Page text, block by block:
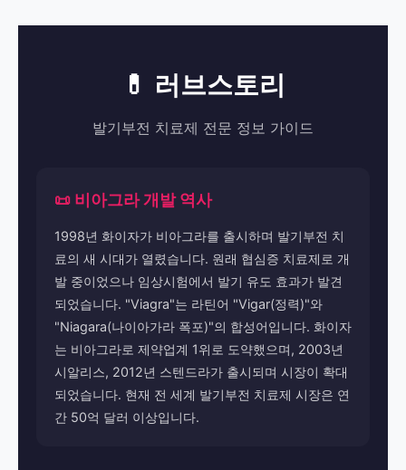
💊 러브스토리
발기부전 치료제 전문 정보 가이드
📜 비아그라 개발 역사
1998년 화이자가 비아그라를 출시하며 발기부전 치
료의 새 시대가 열렸습니다. 원래 협심증 치료제로 개
발 중이었으나 임상시험에서 발기 유도 효과가 발견
되었습니다. "Viagra"는 라틴어 "Vigar(정력)"와
"Niagara(나이아가라 폭포)"의 합성어입니다. 화이자
는 비아그라로 제약업계 1위로 도약했으며, 2003년
시알리스, 2012년 스텐드라가 출시되며 시장이 확대
되었습니다. 현재 전 세계 발기부전 치료제 시장은 연
간 50억 달러 이상입니다.